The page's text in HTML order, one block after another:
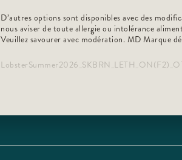
D’autres options sont disponibles avec des
nous aviser de toute allergie ou intolérance
Veuillez savourer avec modération. MD Marque